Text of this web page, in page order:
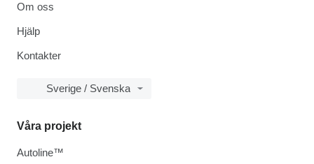
Om oss
Hjälp
Kontakter
Sverige / Svenska
Våra projekt
Autoline™